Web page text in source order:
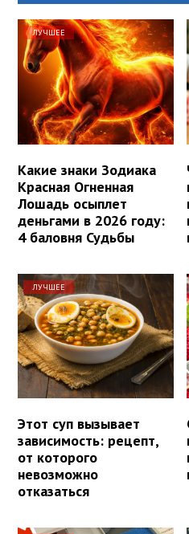
ЛУЧШЕЕ
Какие знаки Зодиака
Красная Огненная
Лошадь осыплет
деньгами в 2026 году:
4 баловня Судьбы
ЛУЧШЕЕ
Этот суп вызывает
зависимость: рецепт,
от которого
невозможно
отказаться